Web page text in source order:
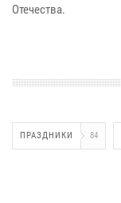
Отечества.
ПРАЗДНИКИ 84